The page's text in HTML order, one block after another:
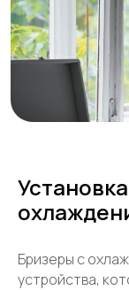
Бризеры с
устройства,
+7